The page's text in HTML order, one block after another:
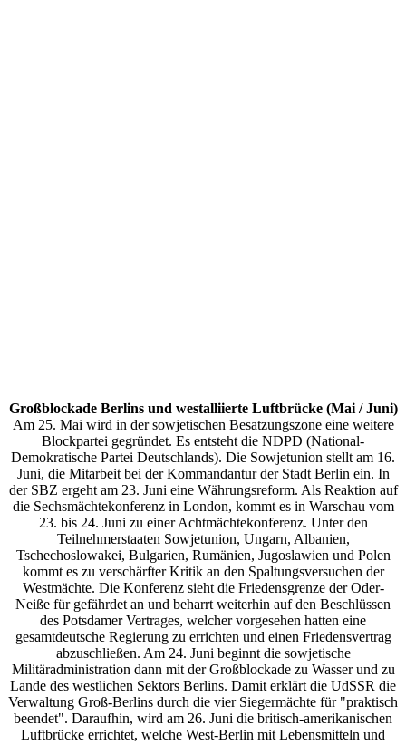
Großblockade Berlins und westalliierte Luftbrücke (Mai / Juni)
Am 25. Mai wird in der sowjetischen Besatzungszone eine weitere
Blockpartei gegründet. Es entsteht die NDPD (National-
Demokratische Partei Deutschlands). Die Sowjetunion stellt am 16.
Juni, die Mitarbeit bei der Kommandantur der Stadt Berlin ein. In
der SBZ ergeht am 23. Juni eine Währungsreform. Als Reaktion auf
die Sechsmächtekonferenz in London, kommt es in Warschau vom
23. bis 24. Juni zu einer Achtmächtekonferenz. Unter den
Teilnehmerstaaten Sowjetunion, Ungarn, Albanien,
Tschechoslowakei, Bulgarien, Rumänien, Jugoslawien und Polen
kommt es zu verschärfter Kritik an den Spaltungsversuchen der
Westmächte. Die Konferenz sieht die Friedensgrenze der Oder-
Neiße für gefährdet an und beharrt weiterhin auf den Beschlüssen
des Potsdamer Vertrages, welcher vorgesehen hatten eine
gesamtdeutsche Regierung zu errichten und einen Friedensvertrag
abzuschließen. Am 24. Juni beginnt die sowjetische
Militäradministration dann mit der Großblockade zu Wasser und zu
Lande des westlichen Sektors Berlins. Damit erklärt die UdSSR die
Verwaltung Groß-Berlins durch die vier Siegermächte für "praktisch
beendet". Daraufhin, wird am 26. Juni die britisch-amerikanischen
Luftbrücke errichtet, welche West-Berlin mit Lebensmitteln und